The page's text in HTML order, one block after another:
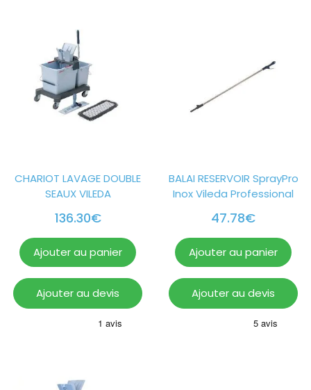
CHARIOT LAVAGE DOUBLE
SEAUX VILEDA
136.30€
Ajouter au panier
Ajouter au devis
BALAI RESERVOIR SprayPro
Inox Vileda Professional
47.78€
Ajouter au panier
Ajouter au devis